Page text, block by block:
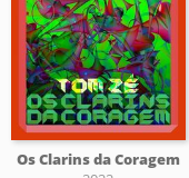
Os Clarins da Coragem